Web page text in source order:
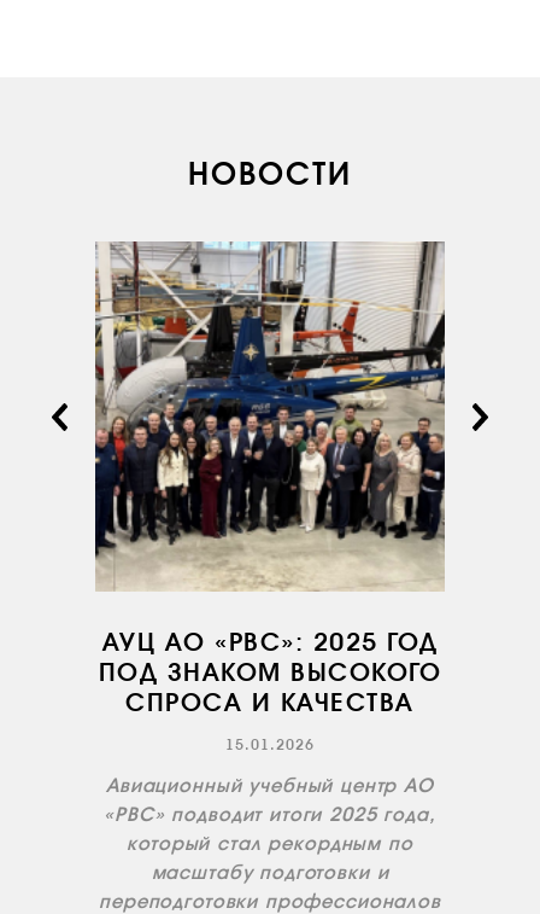
ДОКУМЕНТЫ
КОМПАНИИ
АВИАПАРК
СЕРВИС
ИНФРАСТРУКТУРА
ОБУЧЕНИЕ
ИНСТРУКТОРЫ
ПРОДАЖА
НОВОСТИ
НОВОСТИ
АУЦ АО «РВС»: 2025 ГОД
ПОД ЗНАКОМ ВЫСОКОГО
СПРОСА И КАЧЕСТВА
15.01.2026
Авиационный учебный центр АО
«РВС» подводит итоги 2025 года,
который стал рекордным по
масштабу подготовки и
переподготовки профессионалов